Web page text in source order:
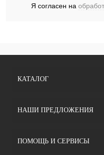
Я согласен на
КАТАЛОГ
НАШИ ПРЕДЛОЖЕНИЯ
ПОМОЩЬ И СЕРВИСЫ